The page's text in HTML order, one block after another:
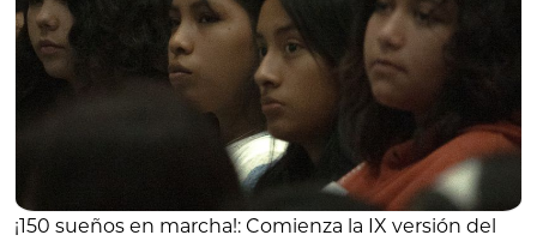
¡150 sueños en marcha!: Comienza la IX versión del